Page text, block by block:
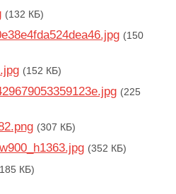
(132 КБ)
(150
(152 КБ)
(225
(307 КБ)
(352 КБ)
КБ)